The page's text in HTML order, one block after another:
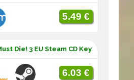
5.49 €
Die! 3 EU Steam CD Key
6.03 €